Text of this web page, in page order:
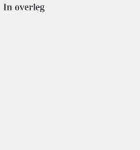
In overleg